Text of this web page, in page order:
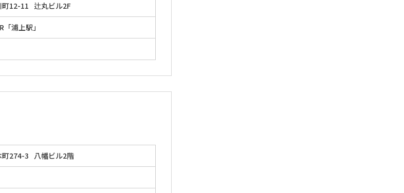
町12-11 辻丸ビル2F
浦上駅」
町274-3 八幡ビル2階